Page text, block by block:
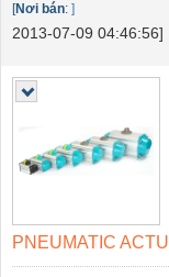
[Nơi bán: ]
2013-07-09 04:46:56]
PNEUMATIC